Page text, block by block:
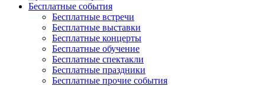
Бесплатные события
Бесплатные встречи
Бесплатные выставки
Бесплатные концерты
Бесплатные обучение
Бесплатные спектакли
Бесплатные праздники
Бесплатные прочие события